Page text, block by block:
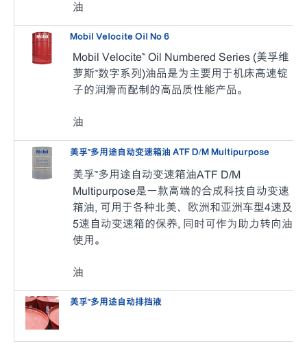
油
Mobil Velocite Oil No 6
Mobil Velocite™ Oil Numbered Series (美孚维
萝斯™数字系列)油品是为主要用于机床高速锭
子的润滑而配制的高品质性能产品。
油
美孚™多用途自动变速箱油 ATF D/M Multipurpose
美孚™多用途自动变速箱油ATF D/M
Multipurpose是一款高端的合成科技自动变速
箱油, 可用于各种北美、欧洲和亚洲车型4速及
5速自动变速箱的保养, 同时可作为助力转向油
使用。
油
美孚™️多用途自动排挡液